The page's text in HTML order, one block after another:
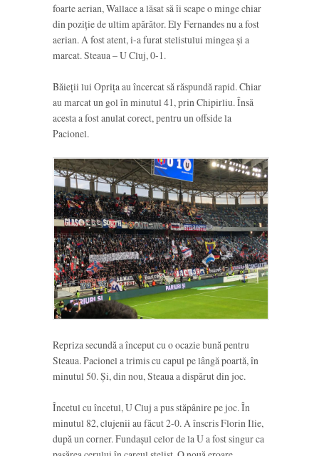
foarte aerian, Wallace a lăsat să îi scape o minge chiar
din poziție de ultim apărător. Ely Fernandes nu a fost
aerian. A fost atent, i-a furat stelistului mingea și a
marcat. Steaua – U Cluj, 0-1.
Băieții lui Oprița au încercat să răspundă rapid. Chiar
au marcat un gol în minutul 41, prin Chipirliu. Însă
acesta a fost anulat corect, pentru un offside la
Pacionel.
Repriza secundă a început cu o ocazie bună pentru
Steaua. Pacionel a trimis cu capul pe lângă poartă, în
minutul 50. Și, din nou, Steaua a dispărut din joc.
Încetul cu încetul, U Cluj a pus stăpânire pe joc. În
minutul 82, clujenii au făcut 2-0. A înscris Florin Ilie,
după un corner. Fundașul celor de la U a fost singur ca